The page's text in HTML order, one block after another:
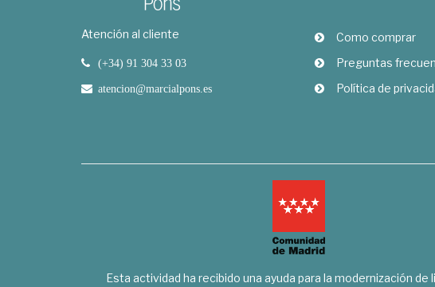
Atención al cliente
(+34) 91 304 33 03
atencion@marcialpons.es
Como comprar
Preguntas
Política de
Esta actividad ha recibido una ayuda para la modernización de